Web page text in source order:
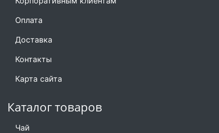
Оплата
Доставка
Контакты
Карта сайта
Каталог товаров
Чай